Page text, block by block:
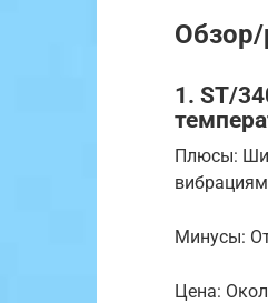
Обзор/
1. ST/
Плюсы:
Минусы:
Цена: